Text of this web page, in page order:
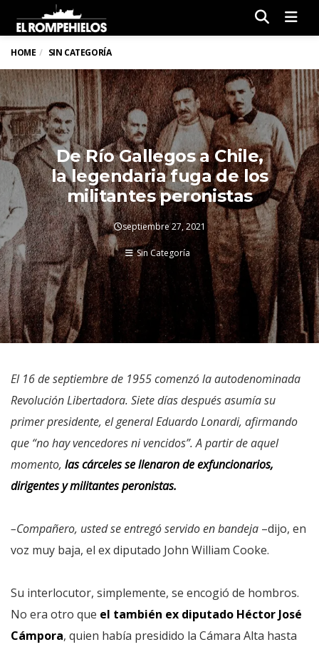
HOME SIN CATEGORÍA
De Río Gallegos a Chile,
la legendaria fuga de los
militantes peronistas
septiembre 27, 2021
Sin Categoría
El 16 de septiembre de 1955 comenzó la autodenominada
Revolución Libertadora. Siete días después asumía su
primer presidente, el general Eduardo Lonardi, afirmando
que “no hay vencedores ni vencidos”. A partir de aquel
momento, las cárceles se llenaron de exfuncionarios,
dirigentes y militantes peronistas.
–Compañero, usted se entregó servido en bandeja –dijo, en
voz muy baja, el ex diputado John William Cooke.
Su interlocutor, simplemente, se encogió de hombros.
No era otro que el también ex diputado Héctor José
Cámpora, quien había presidido la Cámara Alta hasta